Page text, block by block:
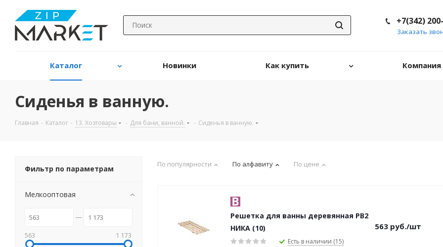
+7(342)
Заказать
Каталог Новинки Как купить Компания
Сиденья в ванную.
Главная - Каталог - 13. Хозтовары - Для бани, ванной. - Сиденья в ванную.
По популярности По алфавиту По цене
Решетка для ванны деревянная РВ2
НИКА (10)
Есть в наличии (15)
563 руб./шт
Фильтр по параметрам
Мелкооптовая
563 1 173